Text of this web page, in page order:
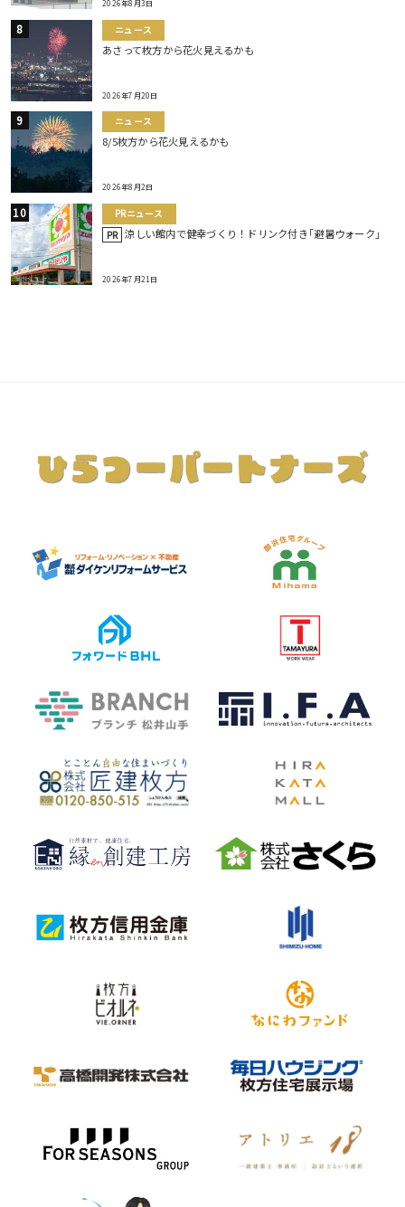
2026年8月3日
ニュース
あさって枚方から花火見えるかも
2026年7月20日
ニュース
8/5枚方から花火見えるかも
2026年8月2日
PRニュース
PR 涼しい館内で健幸づくり！ドリンク付き｢避暑ウォーク｣
2026年7月21日